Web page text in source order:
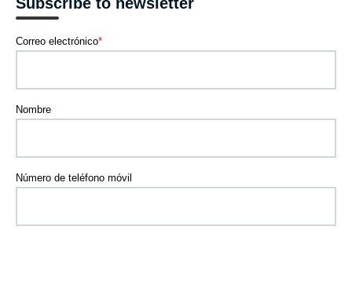
Correo electrónico*
Nombre
Número de teléfono móvil